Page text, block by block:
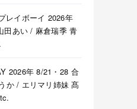
レイボーイ 2026年
田あい / 麻倉瑞季 青
2026年 8/21・28 合
か / エリマリ姉妹 髙